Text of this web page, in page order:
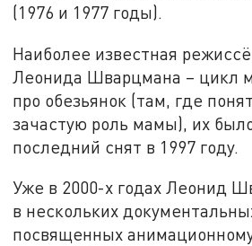
(1976 и 1977 годы).
Наиболее известная
Леонида Шварцмана – цикл
про обезьянок (там, где
зачастую роль мамы), их
последний снят в 1997 году.
Уже в 2000-х годах Леонид
в нескольких
посвященных